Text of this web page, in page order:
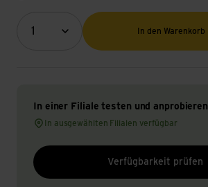
1
Menge (Optional)
In den Warenkorb
In einer Filiale testen und anprobieren
In ausgewählten Filialen verfügbar
Verfügbarkeit prüfen